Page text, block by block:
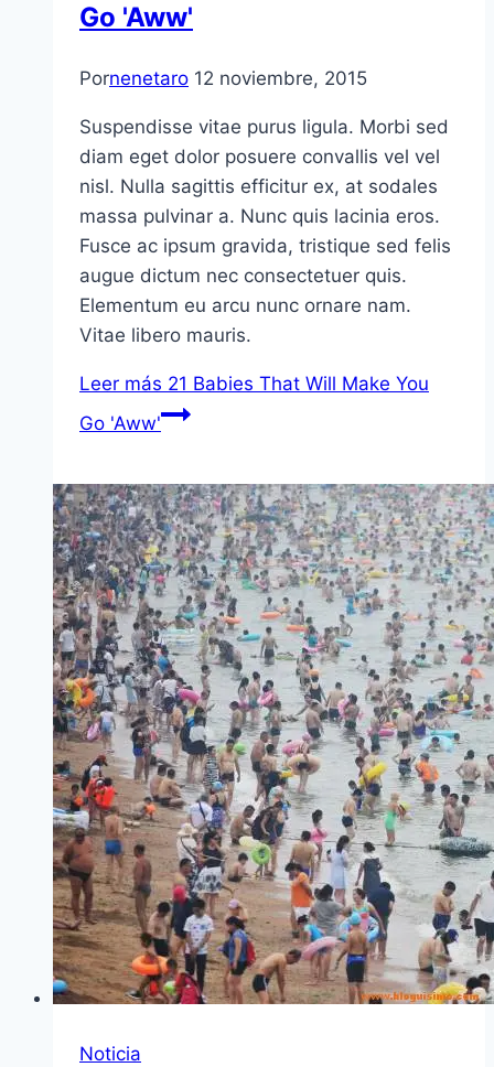
Go 'Aww'
Pornenetaro 12 noviembre, 2015
Suspendisse vitae purus ligula. Morbi sed
diam eget dolor posuere convallis vel vel
nisl. Nulla sagittis efficitur ex, at sodales
massa pulvinar a. Nunc quis lacinia eros.
Fusce ac ipsum gravida, tristique sed felis
augue dictum nec consectetuer quis.
Elementum eu arcu nunc ornare nam.
Vitae libero mauris.
Leer más 21 Babies That Will Make You
Go 'Aww'
Noticia